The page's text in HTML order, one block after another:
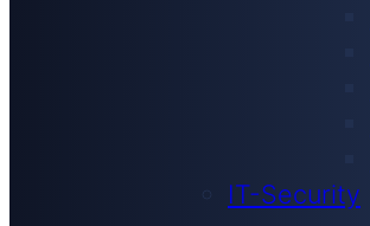
IT-Security